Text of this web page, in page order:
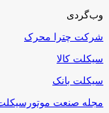
وب‌گردی
شرکت چترا محرک
سیکلت کالا
سیکلت بانک
مجله صنعت